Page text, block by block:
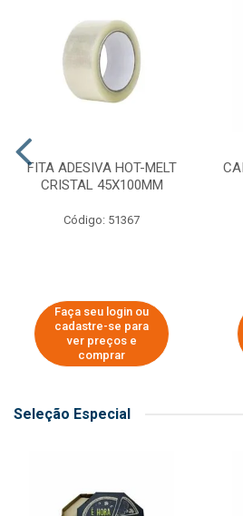
FITA ADESIVA HOT-MELT
CRISTAL 45X100MM
Código: 51367
Faça seu login ou
cadastre-se para
ver preços e
comprar
Seleção Especial